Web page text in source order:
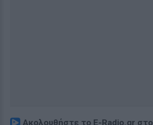
Ακολουθήστε το E-Radio.gr στο